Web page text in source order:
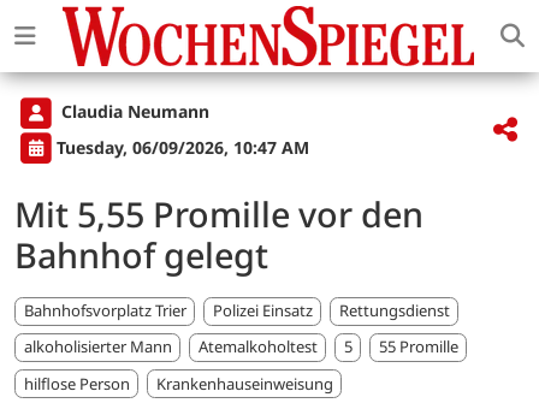
Claudia Neumann
Tuesday, 06/09/2026, 10:47 AM
Mit 5,55 Promille vor den
Bahnhof gelegt
Bahnhofsvorplatz Trier Polizei Einsatz
Rettungsdienst
alkoholisierter Mann
Atemalkoholtest 5
55 Promille
hilflose Person
Krankenhauseinweisung